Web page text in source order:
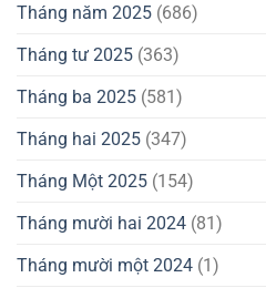
Tháng năm 2025 (686)
Tháng tư 2025 (363)
Tháng ba 2025 (581)
Tháng hai 2025 (347)
Tháng Một 2025 (154)
Tháng mười hai 2024 (81)
Tháng mười một 2024 (1)